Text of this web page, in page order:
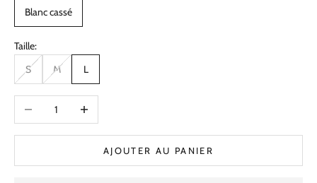
Blanc cassé
Taille:
S
M L
Diminuer la quantitéAugmenter la quantité
AJOUTER AU PANIER